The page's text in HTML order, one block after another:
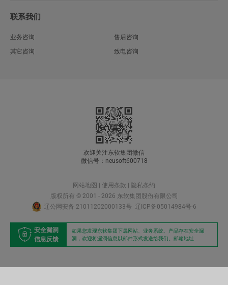
联系我们
业务咨询
售后咨询
其它咨询
致电咨询
欢迎关注东软集团微信
微信号：neusoft600718
网站地图 | 使用条款 | 隐私条约
版权所有 © 2001 - 2026 东软集团股份有限公司
辽公网安备 21011202000133号 辽ICP备05014984号-6
安全漏洞
信息反馈
如果您发现东软集团下属网站、业务系统、产品存在安全漏
洞，欢迎将漏洞信息以邮件形式发送给我们。 邮箱地址